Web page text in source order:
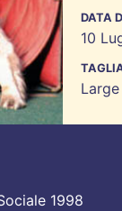
DATA
10
Large
1998